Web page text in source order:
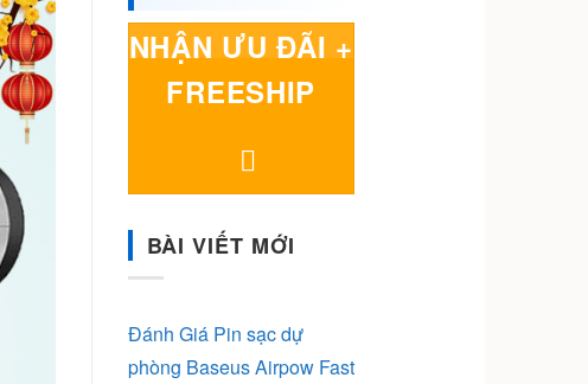
NHẬN ƯU ĐÃI +
FREESHIP
BÀI VIẾT MỚI
Đánh Giá Pin sạc dự
phòng Baseus Airpow Fast